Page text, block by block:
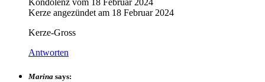
Kondolenz vom 18 Februar 2024
Kerze angezündet am 18 Februar 2024
Kerze-Gross
Antworten
Marina says: